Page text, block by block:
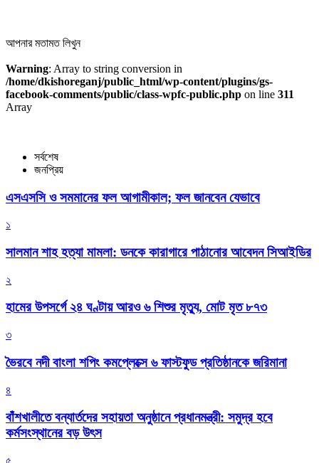
আপনার মতামত লিখুন
Warning: Array to string conversion in
/home/dkishoreganj/public_html/wp-content/plugins/gs-
facebook-comments/public/class-wpfc-public.php on line 311
Array
সর্বশেষ
জনপ্রিয়
এসএসসি ও সমমানের ফল আগামীকাল; ফল জানবেন যেভাবে
১
সালমান শাহ হত্যা মামলা: ডনকে কারাগারে পাঠানোর আবেদন সিআইডির
২
হামের উপসর্গে ২৪ ঘণ্টায় আরও ৬ শিশুর মৃত্যু, মোট মৃত ৮৭৩
৩
ভৈরবে নদী বাংলা শপিং কমপ্লেক্সে ৬ ফাস্টফুড প্রতিষ্ঠানকে জরিমানা
৪
বাঁশখালীতে বন্যার্তদের সহায়তা অনুষ্ঠানে প্রধানমন্ত্রী: সমুদ্র হবে
কর্মসংস্থানের বড় উৎস
৫